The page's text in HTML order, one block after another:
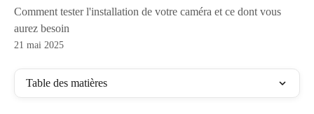
Comment tester l'installation de votre caméra et ce dont vous
aurez besoin
21 mai 2025
Table des matières